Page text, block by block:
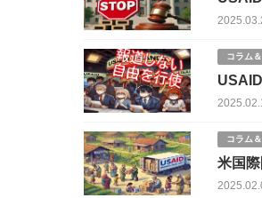
コラム
コラム
米国